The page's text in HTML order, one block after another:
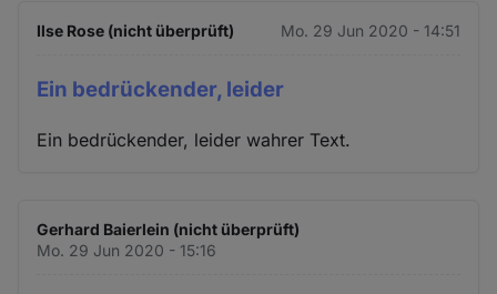
Ilse Rose (nicht überprüft) Mo. 29 Jun 2020 - 14:51
Ein bedrückender, leider
Ein bedrückender, leider wahrer Text.
Gerhard Baierlein (nicht überprüft)
Mo. 29 Jun 2020 - 15:16